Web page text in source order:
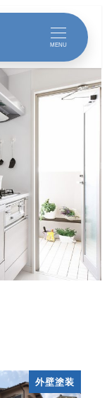
MENU
外壁塗装